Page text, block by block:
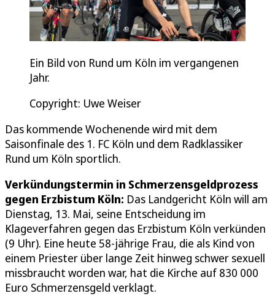
Ein Bild von Rund um Köln im vergangenen
Jahr.
Copyright: Uwe Weiser
Das kommende Wochenende wird mit dem
Saisonfinale des 1. FC Köln und dem Radklassiker
Rund um Köln sportlich.
Verkündungstermin in Schmerzensgeldprozess
gegen Erzbistum Köln: Das Landgericht Köln will am
Dienstag, 13. Mai, seine Entscheidung im
Klageverfahren gegen das Erzbistum Köln verkünden
(9 Uhr). Eine heute 58-jährige Frau, die als Kind von
einem Priester über lange Zeit hinweg schwer sexuell
missbraucht worden war, hat die Kirche auf 830 000
Euro Schmerzensgeld verklagt.